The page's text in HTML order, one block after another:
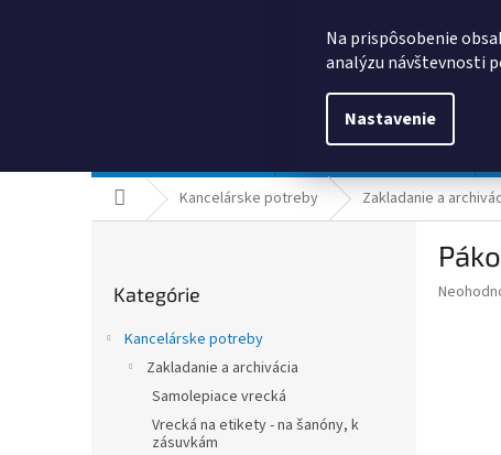
Na prispôsobenie
analýzu návštevnosti
Nastavenie
DomovKancelárske potreby Zakladanie a
kategórie
Kategórie
Kancelárske potreby
Zakladanie a archivácia
Samolepiace vrecká
Vrecká na etikety - na šanóny, k
zásuvkám